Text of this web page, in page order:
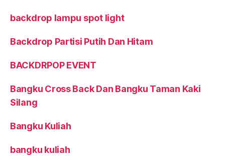
backdrop lampu spot light
Backdrop Partisi Putih Dan Hitam
BACKDRPOP EVENT
Bangku Cross Back Dan Bangku Taman Kaki
Silang
Bangku Kuliah
bangku kuliah